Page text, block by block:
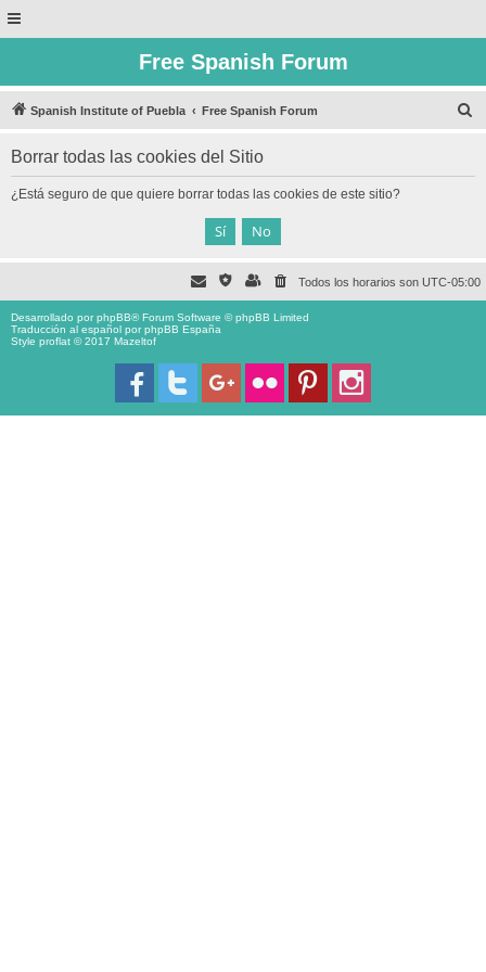
Free Spanish Forum
Spanish Institute of Puebla Free Spanish Forum
Borrar todas las cookies del Sitio
¿Está seguro de que quiere borrar todas las cookies de este sitio?
Todos los horarios son UTC-05:00
Desarrollado porphpBB® Forum Software © phpBB Limited
Traducción al español porphpBB España
Style proflat © 2017 Mazeltof